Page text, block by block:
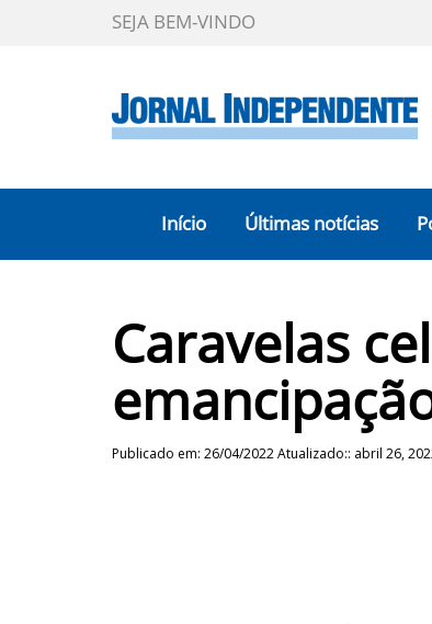
SEJA BEM-VINDO
Início Últimas notícias
Caravelas
Publicado em: 26/04/2022 Atualizado:: abril 26,